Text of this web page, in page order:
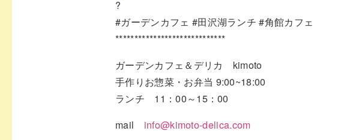
#ガーデンカフェ #田沢湖ランチ #角館カフェ
*****************************
ガーデンカフェ＆デリカ kimoto
手作りお惣菜・お弁当 9:00~18:00
ランチ 11：00～15：00
mail info@kimoto-delica.com